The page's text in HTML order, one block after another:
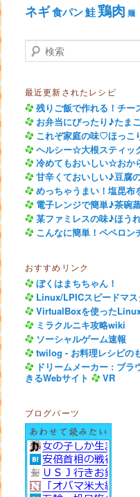
ネギ食パン鮭鶏肉 麺
検索
最近更新されたレシピ
残りご飯で作れる！チー
お弁当にぴったり♪たま
これぞ家庭の味♡ほっこ
ヘルシー☆大根スティッ
冷めてもおいしい☆おか
甘辛くておいしい♪豆腐
めっちゃうまい！塩昆布
電子レンジで簡単♪茶碗
某ファミレスの味♪ほう
こんなに簡単！ペペロン
おすすめリンク
ぼくはまちちゃん！
Linux/LPICスピードマ
VirtualBoxを使った
ミラクルニキ攻略wiki
ソーシャルゲーム速報
twilog - お料理レシピの
ドリームメーカー : ブラ
きるWebサイト
VR
ブログパーツ